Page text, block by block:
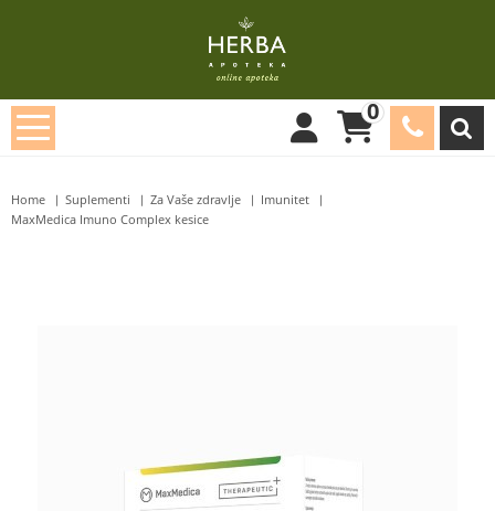
0
Home Suplementi Za Vaše zdravlje
Imunitet
MaxMedica Imuno Complex kesice